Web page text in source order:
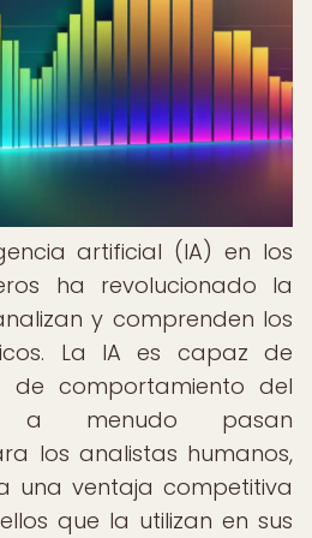
artificial (IA) en los
ha revolucionado la
y comprenden los
La IA es capaz de
de comportamiento del
a menudo pasan
los analistas humanos,
una ventaja competitiva
que la utilizan en sus